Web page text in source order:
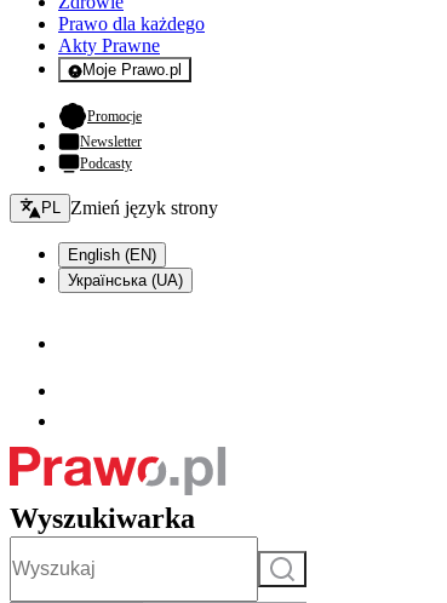
Prawo dla każdego
Akty Prawne
Moje Prawo.pl
- rejestracja i logowanie do serwisu
Promocje- otwiera się w nowej karcie
Newsletter
Podcasty
Zmień język - bieżący:
PL Zmień język strony
English (EN)
Українська (UA)
Wyszukiwarka
Szukaj